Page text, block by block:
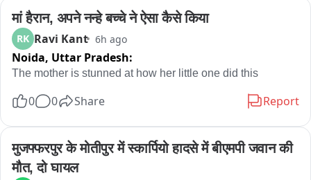
मां हैरान, अपने नन्हे बच्चे ने ऐसा कैसे किया
RK Ravi Kant 6h ago
Noida, Uttar Pradesh:
The mother is stunned at how her little one did this
0 0 Share Report
मुजफ्फरपुर के मोतीपुर में स्कार्पियो हादसे में बीएमपी जवान की
मौत, दो घायल